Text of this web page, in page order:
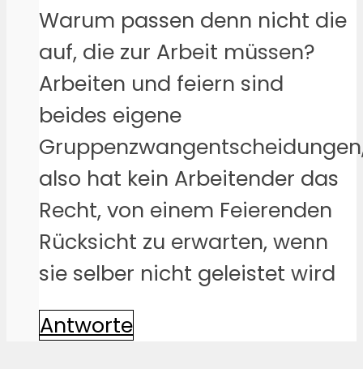
Warum passen denn nicht die
auf, die zur Arbeit müssen?
Arbeiten und feiern sind
beides eigene
also hat kein Arbeitender das
Recht, von einem Feierenden
Rücksicht zu erwarten, wenn
sie selber nicht geleistet wird
Antworte